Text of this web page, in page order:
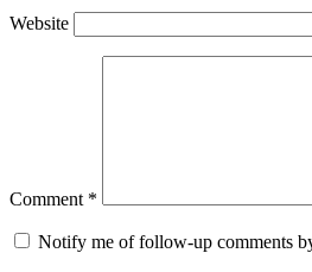
Website
Comment *
Notify me of follow-up comments